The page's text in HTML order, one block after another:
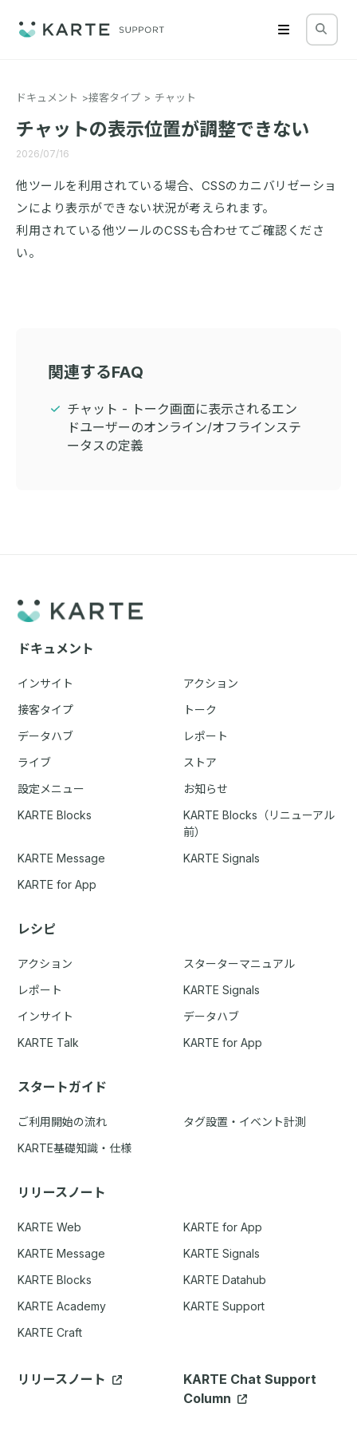
ドキュメント 接客タイプ チャット
チャットの表示位置が調整できない
2026/07/16
他ツールを利用されている場合、CSSのカニバリゼーショ
ンにより表示ができない状況が考えられます。
利用されている他ツールのCSSも合わせてご確認くださ
い。
関連するFAQ
チャット - トーク画面に表示されるエン
ドユーザーのオンライン/オフラインステ
ータスの定義
ドキュメント
インサイト
アクション
接客タイプ
トーク
データハブ
レポート
ライブ
ストア
設定メニュー
お知らせ
KARTE Blocks
KARTE Blocks（リニューアル
前）
KARTE Message
KARTE Signals
KARTE for App
レシピ
アクション
スターターマニュアル
レポート
KARTE Signals
インサイト
データハブ
KARTE Talk
KARTE for App
スタートガイド
ご利用開始の流れ
タグ設置・イベント計測
KARTE基礎知識・仕様
リリースノート
KARTE Web
KARTE for App
KARTE Message
KARTE Signals
KARTE Blocks
KARTE Datahub
KARTE Academy
KARTE Support
KARTE Craft
リリースノート
KARTE Chat Support
Column